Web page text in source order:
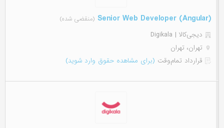
(Senior Web Developer (Angular (منقضی شده)
دیجی‌‌کالا | Digikala
تهران، تهران
قرارداد تمام‌وقت (برای مشاهده حقوق وارد شوید)